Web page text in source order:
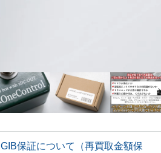
GIB保証について（再買取金額保